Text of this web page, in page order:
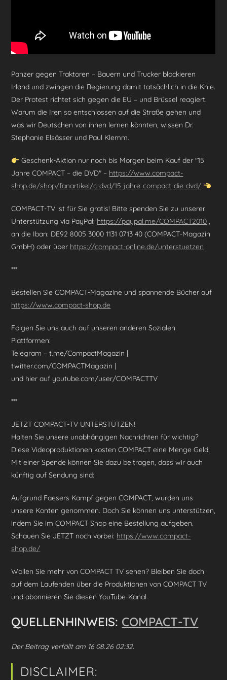
Panzer gegen Traktoren – Bauern und Trucker blockieren
Irland und zwingen die Regierung damit tatsächlich in die Knie.
Der Protest richtet sich gegen die EU – und Brüssel reagiert.
Warum die Iren so entschlossen auf die Straße gehen und
was wir Deutschen von ihnen lernen könnten, wissen Dr.
Stephanie Elsässer und Paul Klemm.
Geschenk-Aktion nur noch bis Morgen beim Kauf der "15
Jahre COMPACT – die DVD" – https://www.compact-
shop.de/shop/fanartikel/c-dvd/15-jahre-compact-die-dvd/
COMPACT-TV ist für Sie gratis! Bitte spenden Sie zu unserer
Unterstützung via PayPal: https://paypal.me/COMPACT2010 ,
an die Iban: DE92 8005 3000 1131 0713 40 (COMPACT-Magazin
GmbH) oder über https://compact-online.de/unterstuetzen
***
Bestellen Sie COMPACT-Magazine und spannende Bücher auf
https://www.compact-shop.de
Folgen Sie uns auch auf unseren anderen Sozialen
Plattformen:
Telegram – t.me/CompactMagazin |
twitter.com/COMPACTMagazin |
und hier auf youtube.com/user/COMPACTTV
***
JETZT COMPACT-TV UNTERSTÜTZEN!
Halten Sie unsere unabhängigen Nachrichten für wichtig?
Diese Videoproduktionen kosten COMPACT eine Menge Geld.
Mit einer Spende können Sie dazu beitragen, dass wir auch
künftig auf Sendung sind:
Aufgrund Faesers Kampf gegen COMPACT, wurden uns
unsere Konten genommen. Doch Sie können uns unterstützen,
indem Sie im COMPACT Shop eine Bestellung aufgeben.
Schauen Sie JETZT noch vorbei: https://www.compact-
shop.de/
Wollen Sie mehr von COMPACT TV sehen? Bleiben Sie doch
auf dem Laufenden über die Produktionen von COMPACT TV
und abonnieren Sie diesen YouTube-Kanal.
QUELLENHINWEIS: COMPACT-TV
Der Beitrag verfällt am 16.08.26 02:32.
DISCLAIMER: